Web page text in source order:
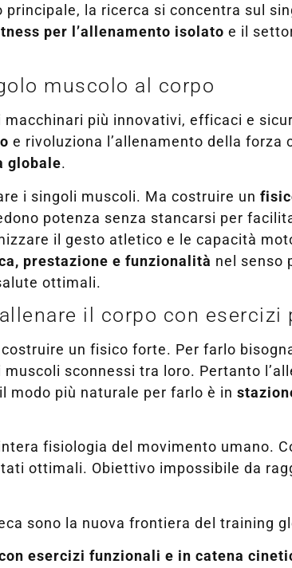
principale, la ricerca si concentra sul
per l’allenamento isolato e il
muscolo al corpo
più innovativi, efficaci e
e rivoluziona l’allenamento della forza
globale.
i singoli muscoli. Ma costruire un
potenza senza stancarsi per
il gesto atletico e le capacità
prestazione e funzionalità nel senso
ottimali.
il corpo con
un fisico forte. Per farlo
sconnessi tra loro. Pertanto
modo più naturale per farlo è in
fisiologia del movimento umano.
ottimali. Obiettivo impossibile da
sono la nuova frontiera del training
esercizi funzionali e in catena